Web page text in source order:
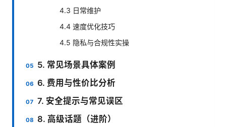
4.3 日常维护
4.4 速度优化技巧
4.5 隐私与合规性实操
5. 常见场景具体案例
6. 费用与性价比分析
7. 安全提示与常见误区
8. 高级话题（进阶）